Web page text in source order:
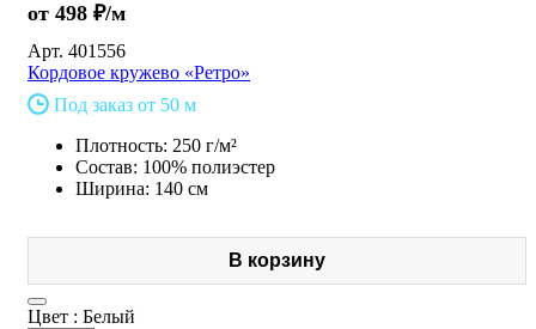
от 498 ₽/м
Арт. 401556
Кордовое кружево «Ретро»
Под заказ от 50 м
Плотность: 250 г/м²
Состав: 100% полиэстер
Ширина: 140 см
В корзину
Цвет : Белый